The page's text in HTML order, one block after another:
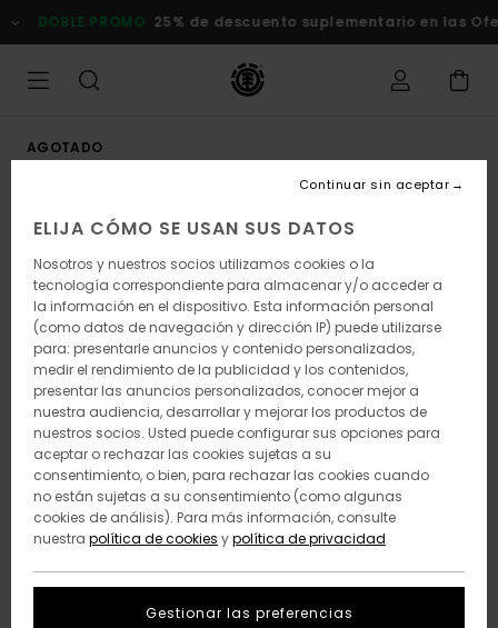
la
DOBLE PROMO 25% de descuento suplementario en las
AGOTADO
ELIJA CÓMO SE USAN SUS DATOS
Nosotros y nuestros socios utilizamos cookies o la
tecnología correspondiente para almacenar y/o acceder a
la información en el dispositivo. Esta información personal
(como datos de navegación y dirección IP) puede utilizarse
para: presentarle anuncios y contenido personalizados,
medir el rendimiento de la publicidad y los contenidos,
presentar las anuncios personalizados, conocer mejor a
nuestra audiencia, desarrollar y mejorar los productos de
nuestros socios. Usted puede configurar sus opciones para
aceptar o rechazar las cookies sujetas a su
consentimiento, o bien, para rechazar las cookies cuando
no están sujetas a su consentimiento (como algunas
cookies de análisis). Para más información, consulte
nuestra política de cookies ypolítica de privacidad
Gestionar las preferencias
Continuar sin aceptar